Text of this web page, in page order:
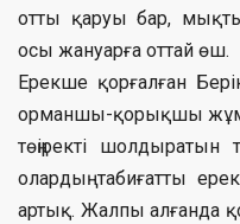
отты қаруы бар, мықты
осы жануарға оттай өш.
Ерекше қорғалған
орманшы-қорықшы
төңіректі
олардың табиғатты
артық. Жалпы алғанда